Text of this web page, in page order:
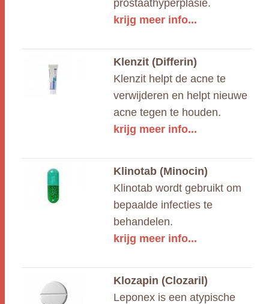
prostaathyperplasie.
krijg meer info...
Klenzit (Differin)
Klenzit helpt de acne te
verwijderen en helpt nieuwe
acne tegen te houden.
krijg meer info...
Klinotab (Minocin)
Klinotab wordt gebruikt om
bepaalde infecties te
behandelen.
krijg meer info...
Klozapin (Clozaril)
Leponex is een atypische